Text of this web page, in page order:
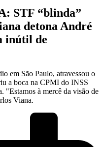
STF “blinda”
detona André
inútil de
em São Paulo, atravessou o
a boca na CPMI do INSS
"Estamos à mercê da visão de
Viana.